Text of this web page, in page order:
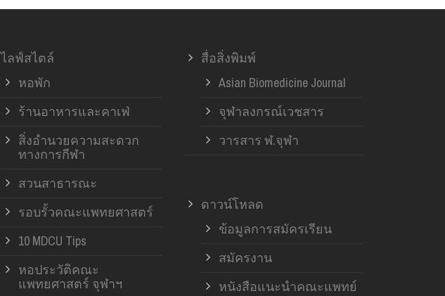
ไลฟ์สไตล์
หอพัก
ร้านอาหารและคาเฟ่
สิ่งอำนวยความสะดวก
ทางการกีฬา
สวนสาธารณะ
รอบรั้วคณะแพทยศาสตร์
10 MDCU Tips
หอประวัติคณะ
แพทยศาสตร์ จุฬาฯ
สื่อสิ่งพิมพ์
Asian Biomedicine Journal
จุฬาลงกรณ์เวชสาร
วารสาร ฬ.จุฬา
ดาวน์โหลด
ข้อมูลการสมัครเรียน
สมัครงาน
หนังสือแนะนำคณะแพทย์